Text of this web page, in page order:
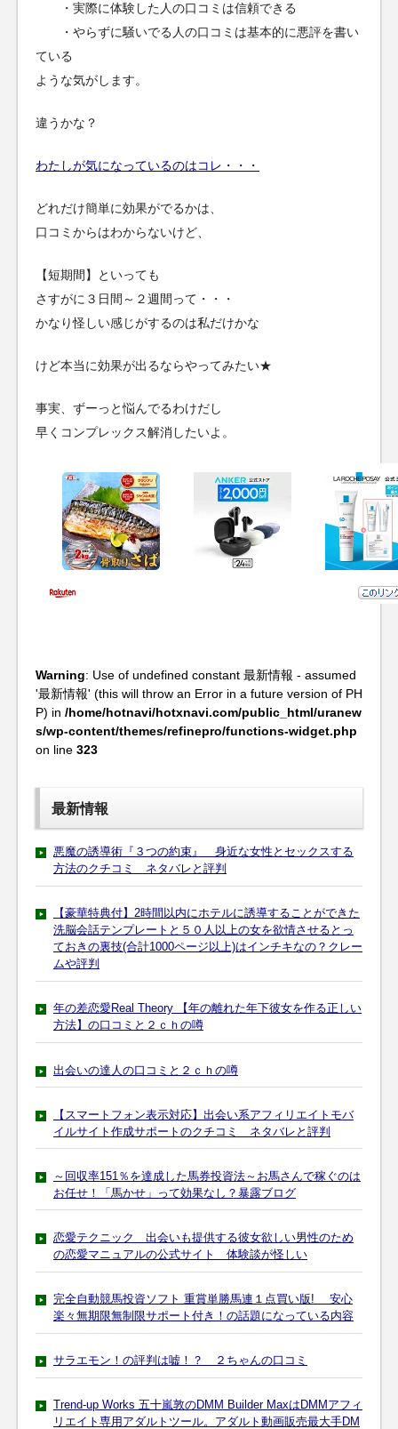
・実際に体験した人の口コミは信頼できる
・やらずに騒いでる人の口コミは基本的に悪評を書い
ている
ような気がします。
違うかな？
わたしが気になっているのはコレ・・・
どれだけ簡単に効果がでるかは、
口コミからはわからないけど、
【短期間】といっても
さすがに３日間～２週間って・・・
かなり怪しい感じがするのは私だけかな
けど本当に効果が出るならやってみたい★
事実、ずーっと悩んでるわけだし
早くコンプレックス解消したいよ。
Warning: Use of undefined constant 最新情報 - assumed
'最新情報' (this will throw an Error in a future version of PH
P) in /home/hotnavi/hotxnavi.com/public_html/uranew
s/wp-content/themes/refinepro/functions-widget.php
on line 323
最新情報
悪魔の誘導術『３つの約束』 身近な女性とセックスする
方法のクチコミ ネタバレと評判
【豪華特典付】2時間以内にホテルに誘導することができた
洗脳会話テンプレートと５０人以上の女を欲情させるとっ
ておきの裏技(合計1000ページ以上)はインチキなの？クレー
ムや評判
年の差恋愛Real Theory 【年の離れた年下彼女を作る正しい
方法】の口コミと２ｃｈの噂
出会いの達人の口コミと２ｃｈの噂
【スマートフォン表示対応】出会い系アフィリエイトモバ
イルサイト作成サポートのクチコミ ネタバレと評判
～回収率151％を達成した馬券投資法～お馬さんで稼ぐのは
お任せ！「馬かせ」って効果なし？暴露ブログ
恋愛テクニック 出会いも提供する彼女欲しい男性のため
の恋愛マニュアルの公式サイト 体験談が怪しい
完全自動競馬投資ソフト 重賞単勝馬連１点買い版! 安心
楽々無期限無制限サポート付き！の話題になっている内容
サラエモン！の評判は嘘！？ ２ちゃんの口コミ
Trend-up Works 五十嵐敦のDMM Builder MaxはDMMアフィ
リエイト専用アダルトツール。アダルト動画販売最大手DM